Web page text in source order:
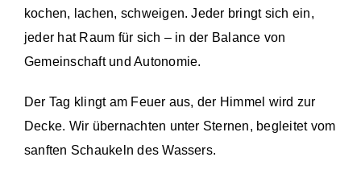
kochen, lachen, schweigen. Jeder bringt sich ein,
jeder hat Raum für sich – in der Balance von
Gemeinschaft und Autonomie.
Der Tag klingt am Feuer aus, der Himmel wird zur
Decke. Wir übernachten unter Sternen, begleitet vom
sanften Schaukeln des Wassers.